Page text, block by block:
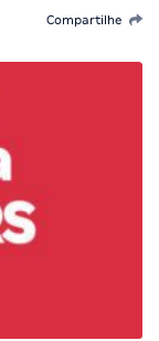
Compartilhe